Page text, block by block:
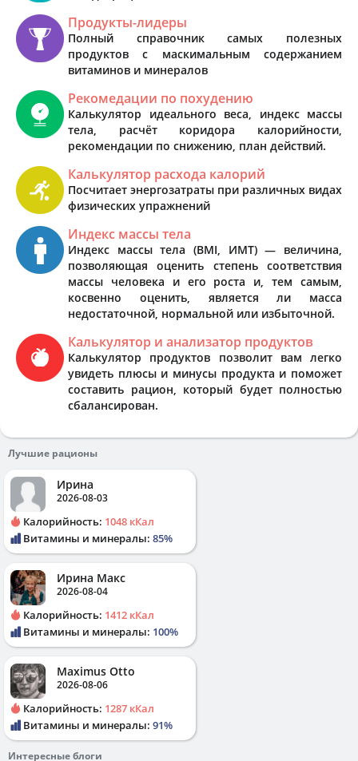
Продукты-лидеры
Полный справочник самых полезных
продуктов с маскимальным содержанием
витаминов и минералов
Рекомедации по похудению
Калькулятор идеального веса, индекс массы
тела, расчёт коридора калорийности,
рекомендации по снижению, план действий.
Калькулятор расхода калорий
Посчитает энергозатраты при различных видах
физических упражнений
Индекс массы тела
Индекс массы тела (BMI, ИМТ) — величина,
позволяющая оценить степень соответствия
массы человека и его роста и, тем самым,
косвенно оценить, является ли масса
недостаточной, нормальной или избыточной.
Калькулятор и анализатор продуктов
Калькулятор продуктов позволит вам легко
увидеть плюсы и минусы продукта и поможет
составить рацион, который будет полностью
сбалансирован.
Лучшие рационы
Ирина
2026-08-03
Калорийность: 1048 кКал
Витамины и минералы: 85%
Ирина Макс
2026-08-04
Калорийность: 1412 кКал
Витамины и минералы: 100%
Maximus Otto
2026-08-06
Калорийность: 1287 кКал
Витамины и минералы: 91%
Интересные блоги